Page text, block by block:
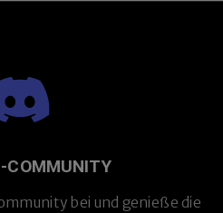
COMMUNITY
bei und genieße die